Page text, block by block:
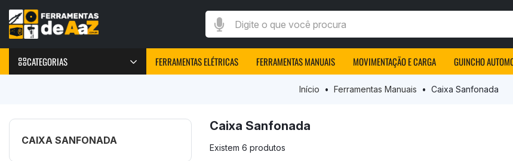
Digite o que você procura
CATEGORIAS
Parafusadeiras Elétricas
Chave de Impacto
FERRAMENTAS ELÉTRICAS FERRAMENTAS MANUAIS MOVIMENTAÇÃO E CARGA GUINCHO
Início Ferramentas Manuais Caixa Sanfonada
CAIXA SANFONADA
Caixa Sanfonada
Existem 6 produtos